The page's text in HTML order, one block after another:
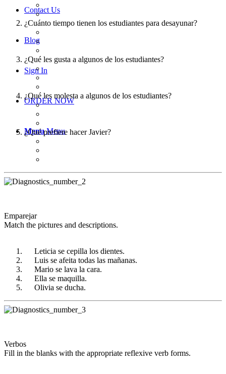
Contact Us
Blog
Sign In
ORDER NOW
Menu Menu
¿Cuánto tiempo tienen los estudiantes para desayunar?
¿Qué les gusta a algunos de los estudiantes?
¿Qué les molesta a algunos de los estudiantes?
¿Qué prefiere hacer Javier?
Emparejar
Match the pictures and descriptions.
Leticia se cepilla los dientes.
Luis se afeita todas las mañanas.
Mario se lava la cara.
Ella se maquilla.
Olivia se ducha.
Verbos
Fill in the blanks with the appropriate reflexive verb forms.